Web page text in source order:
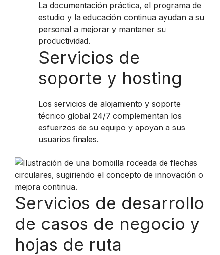
La documentación práctica, el programa de
estudio y la educación continua ayudan a su
personal a mejorar y mantener su
productividad.
Servicios de
soporte y hosting
Los servicios de alojamiento y soporte
técnico global 24/7 complementan los
esfuerzos de su equipo y apoyan a sus
usuarios finales.
Servicios de desarrollo
de casos de negocio y
hojas de ruta